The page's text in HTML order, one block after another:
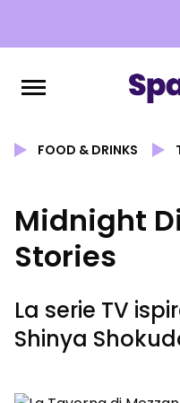
FOOD & DRINKS
Midnight
Stories
La serie TV
Shinya